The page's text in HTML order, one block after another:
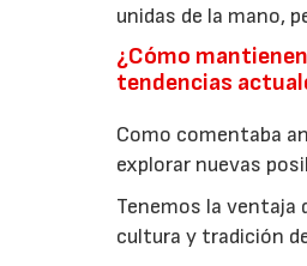
unidas de la mano,
¿Cómo
tendencias
Como comentaba
explorar nuevas
Tenemos la ventaja
cultura y tradición